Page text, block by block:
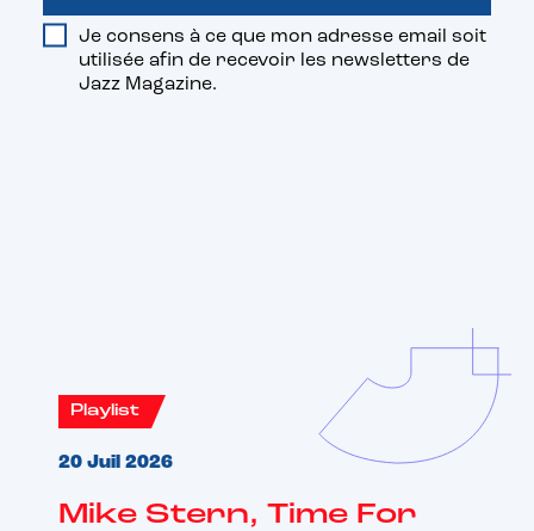
Je consens à ce que mon adresse email soit
utilisée afin de recevoir les newsletters de
Jazz Magazine.
Playlist
20 Juil 2026
Mike Stern, Time For